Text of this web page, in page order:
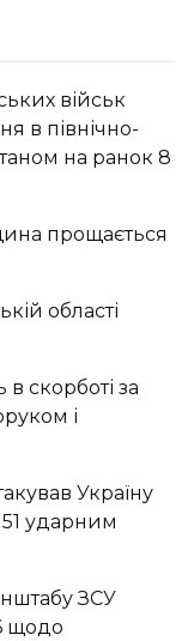
військ
в північно-
на ранок 8
прощається
області
скорботі за
і
Україну
ударним
ЗСУ
щодо